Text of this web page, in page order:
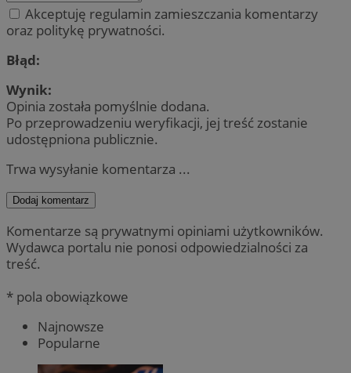
Akceptuję regulamin zamieszczania komentarzy
oraz politykę prywatności.
Błąd:
Wynik:
Opinia została pomyślnie dodana.
Po przeprowadzeniu weryfikacji, jej treść zostanie
udostępniona publicznie.
Trwa wysyłanie komentarza ...
Dodaj komentarz
Komentarze są prywatnymi opiniami użytkowników.
Wydawca portalu nie ponosi odpowiedzialności za
treść.
* pola obowiązkowe
Najnowsze
Popularne